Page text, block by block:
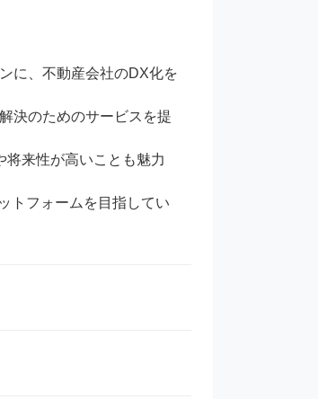
に、不動産会社のDX化を
決のためのサービスを提
将来性が高いことも魅力
トフォームを目指してい